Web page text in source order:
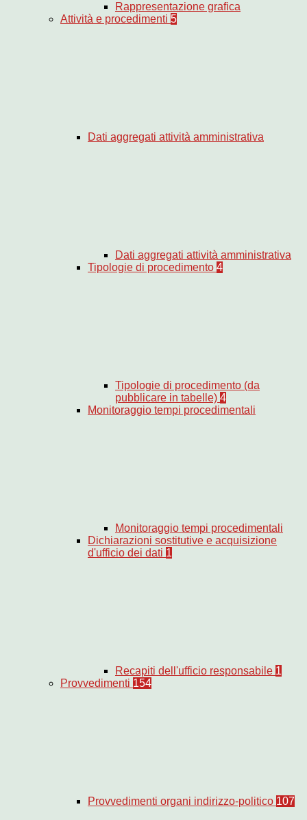
Rappresentazione grafica
Attività e procedimenti 5
Dati aggregati attività amministrativa
Dati aggregati attività amministrativa
Tipologie di procedimento 4
Tipologie di procedimento (da
pubblicare in tabelle) 4
Monitoraggio tempi procedimentali
Monitoraggio tempi procedimentali
Dichiarazioni sostitutive e acquisizione
d'ufficio dei dati 1
Recapiti dell'ufficio responsabile 1
Provvedimenti 154
Provvedimenti organi indirizzo-politico 107